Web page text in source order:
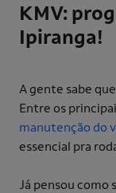
KMV:
Ipiranga!
A gente sabe
Entre os
manutenção do
essencial pra
Já pensou como